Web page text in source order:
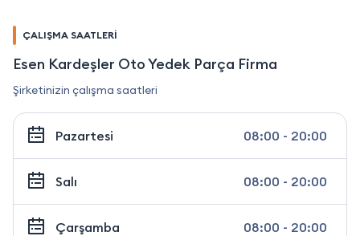
ÇALIŞMA SAATLERİ
Esen Kardeşler Oto Yedek Parça Firma
Şirketinizin çalışma saatleri
Pazartesi 08:00 - 20:00
Salı 08:00 - 20:00
Çarşamba 08:00 - 20:00